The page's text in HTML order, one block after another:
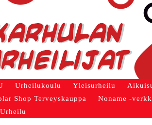
Urheilukoulu Yleisurheilu
Shop Terveyskauppa
Noname -